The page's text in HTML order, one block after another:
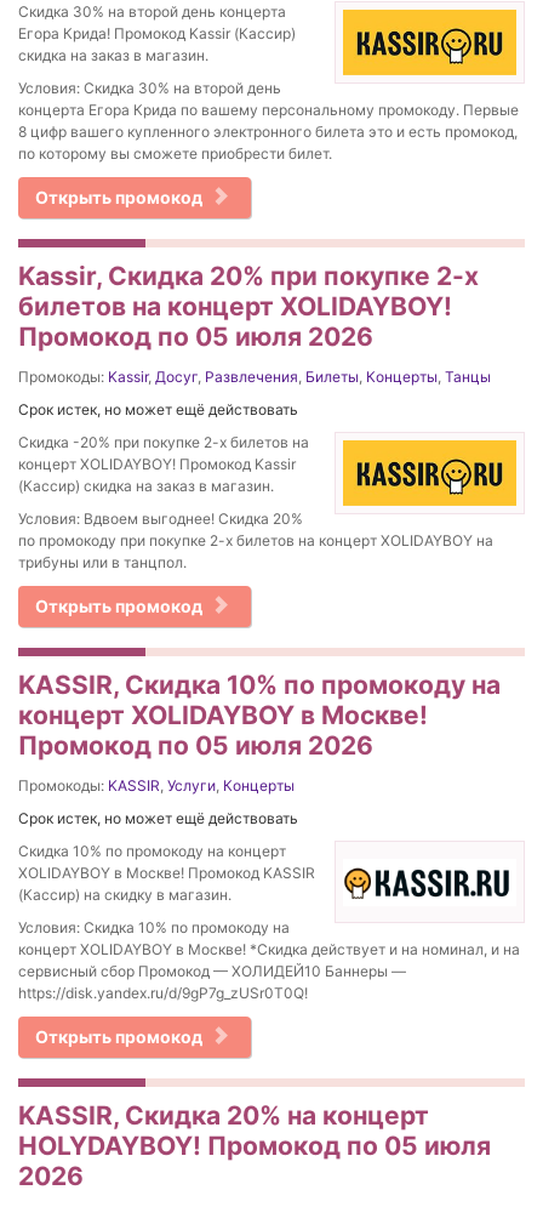
Скидка 30% на второй день концерта
Егора Крида! Промокод Kassir (Кассир)
скидка на заказ в магазин.
Условия: Скидка 30% на второй день
концерта Егора Крида по вашему персональному промокоду. Первые
8 цифр вашего купленного электронного билета это и есть промокод,
по которому вы сможете приобрести билет.
Открыть промокод
Kassir, Скидка 20% при покупке 2-х
билетов на концерт XOLIDAYBOY!
Промокод по 05 июля 2026
Промокоды: Kassir, Досуг Развлечения Билеты Концерты Танцы
Срок истек, но может ещё действовать
Скидка -20% при покупке 2-х билетов на
концерт XOLIDAYBOY! Промокод Kassir
(Кассир) скидка на заказ в магазин.
Условия: Вдвоем выгоднее! Скидка 20%
по промокоду при покупке 2-х билетов на концерт XOLIDAYBOY на
трибуны или в танцпол.
Открыть промокод
KASSIR, Скидка 10% по промокоду на
концерт XOLIDAYBOY в Москве!
Промокод по 05 июля 2026
Промокоды: KASSIR Услуги Концерты
Срок истек, но может ещё действовать
Скидка 10% по промокоду на концерт
XOLIDAYBOY в Москве! Промокод KASSIR
(Кассир) на скидку в магазин.
Условия: Скидка 10% по промокоду на
концерт XOLIDAYBOY в Москве! *Скидка действует и на номинал, и на
сервисный сбор Промокод — ХОЛИДЕЙ10 Баннеры —
https://disk.yandex.ru/d/9gP7g_zUSr0T0Q!
Открыть промокод
KASSIR, Скидка 20% на концерт
HOLYDAYBOY! Промокод по 05 июля
2026